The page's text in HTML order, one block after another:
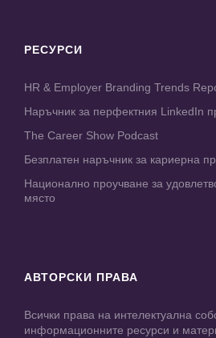
РЕСУРСИ
HR & Employer Branding Trends
Наръчник за перфектния LinkedIn
The Career Show Podcast
Безплатен наръчник за кариерна
Национално проучване за
място
АВТОРСКИ ПРАВА
Всички права на интелектуална
информационните ресурси и